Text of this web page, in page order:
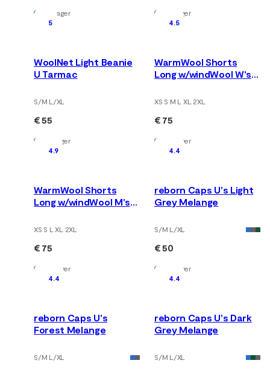
Auf Lager
Auf Lager
5
WoolNet Light Beanie
U Tarmac
S/M L/XL
€ 55
Auf Lager
4.5
WarmWool Shorts
Long w/windWool W's
XS S M L XL 2XL
€ 75
Auf Lager
4.9
WarmWool Shorts
Long w/windWool M's
XS S L XL 2XL
€ 75
Auf Lager
4.4
reborn Caps U's Light
Grey Melange
S/M L/XL
€ 50
Auf Lager
4.4
reborn Caps U's
Forest Melange
S/M L/XL
4.4
reborn Caps U's Dark
Grey Melange
S/M L/XL